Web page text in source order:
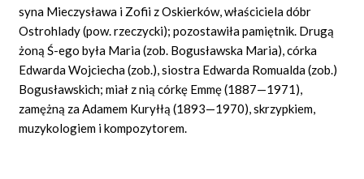
syna Mieczysława i Zofii z Oskierków, właściciela dóbr
Ostrohlady (pow. rzeczycki); pozostawiła pamiętnik. Drugą
żoną Ś-ego była Maria (zob. Bogusławska Maria), córka
Edwarda Wojciecha (zob.), siostra Edwarda Romualda (zob.)
Bogusławskich; miał z nią córkę Emmę (1887—1971),
zamężną za Adamem Kuryłłą (1893—1970), skrzypkiem,
muzykologiem i kompozytorem.